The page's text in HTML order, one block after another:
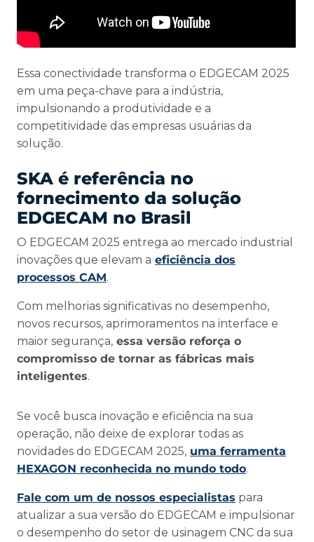
Essa conectividade transforma o EDGECAM 2025
em uma peça-chave para a indústria,
impulsionando a produtividade e a
competitividade das empresas usuárias da
solução.
SKA é referência no
fornecimento da solução
EDGECAM no Brasil
O EDGECAM 2025 entrega ao mercado industrial
inovações que elevam a eficiência dos
processos CAM.
Com melhorias significativas no desempenho,
novos recursos, aprimoramentos na interface e
maior segurança, essa versão reforça o
compromisso de tornar as fábricas mais
inteligentes.
Se você busca inovação e eficiência na sua
operação, não deixe de explorar todas as
novidades do EDGECAM 2025, uma ferramenta
HEXAGON reconhecida no mundo todo.
Fale com um de nossos especialistas para
atualizar a sua versão do EDGECAM e impulsionar
o desempenho do setor de usinagem CNC da sua